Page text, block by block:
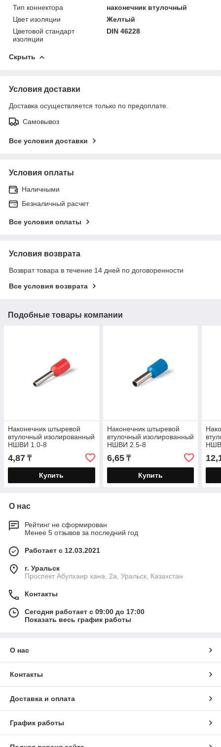
Тип коннектора
наконечник втулочный
Цвет изоляции
Желтый
Цветовой стандарт
изоляции
DIN 46228
Скрыть
Условия доставки
Доставка осуществляется только по предоплате.
Самовывоз
Все условия доставки
Условия оплаты
Наличными
Безналичный расчет
Все условия оплаты
Условия возврата
Возврат товара в течение 14 дней по договоренности
Все условия возврата
Подобные товары компании
Наконечник штыревой
втулочный изолированный
НШВИ 1.0-8
4,87 ₸
Купить
Наконечник штыревой
втулочный изолированный
НШВИ 2.5-8
6,65₸
Купить
О нас
Рейтинг не сформирован
Менее 5 отзывов за последний год
Работает с 12.03.2021
г. Уральск
Проспект Абулхаир хана, 2а, Уральск, Казахстан
Контакты
Сегодня работает с 09:00 до 17:00
Показать весь график работы
О нас
Контакты
Доставка и оплата
График работы